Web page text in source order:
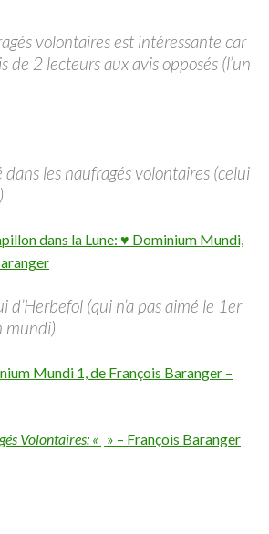
volontaires est intéressante car
de 2 lecteurs aux avis opposés (l’un
dans les naufragés volontaires (celui
dans la Lune: ♥ Dominium Mundi,
d’Herbefol (qui n’a pas aimé le 1er
mundi)
Mundi 1, de François Baranger –
Volontaires: « » – François Baranger